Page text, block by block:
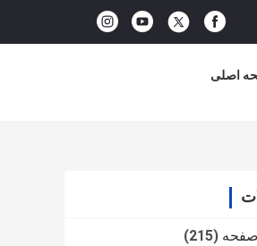
اصلی
(215)